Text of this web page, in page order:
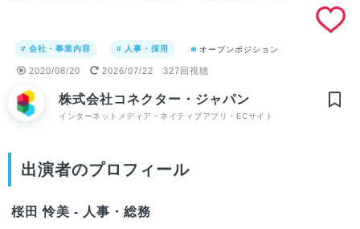
# 会社・事業内容 # 人事・採用 オープンポジション
2020/08/20 2026/07/22 327回視聴
株式会社コネクター・ジャパン
インターネットメディア・ネイティブアプリ・ECサイト
出演者のプロフィール
桜田 怜美 - 人事・総務